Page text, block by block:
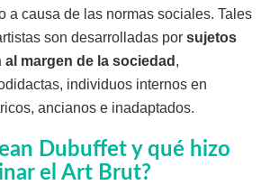
a causa de las normas sociales. Tales
son desarrolladas por sujetos
margen de la sociedad ,
individuos internos en
ancianos e inadaptados.
Dubuffet y qué hizo
el Art Brut?